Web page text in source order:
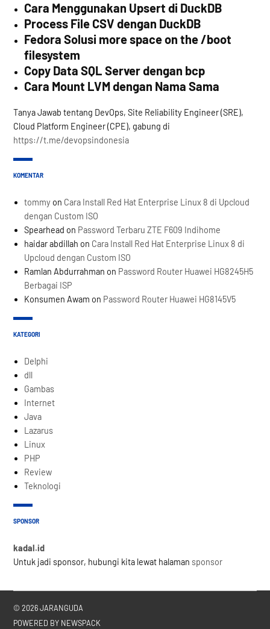
Cara Menggunakan Upsert di DuckDB
Process File CSV dengan DuckDB
Fedora Solusi more space on the /boot
filesystem
Copy Data SQL Server dengan bcp
Cara Mount LVM dengan Nama Sama
Tanya Jawab tentang DevOps, Site Reliability Engineer (SRE),
Cloud Platform Engineer (CPE), gabung di
https://t.me/devopsindonesia
KOMENTAR
tommy on Cara Install Red Hat Enterprise Linux 8 di Upcloud
dengan Custom ISO
Spearhead on Password Terbaru ZTE F609 Indihome
haidar abdillah on Cara Install Red Hat Enterprise Linux 8 di
Upcloud dengan Custom ISO
Ramlan Abdurrahman on Password Router Huawei HG8245H5
Berbagai ISP
Konsumen Awam on Password Router Huawei HG8145V5
KATEGORI
Delphi
dll
Gambas
Internet
Java
Lazarus
Linux
PHP
Review
Teknologi
SPONSOR
kadal.id
Untuk jadi sponsor, hubungi kita lewat halaman sponsor
© 2026 JARANGUDA
POWERED BY NEWSPACK